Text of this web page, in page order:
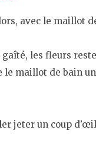
avec le maillot
les fleurs
le maillot de bain
jeter un coup